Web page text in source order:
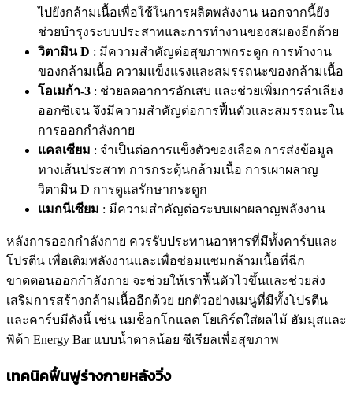
ไปยังกล้ามเนื้อเพื่อใช้ในการผลิตพลังงาน นอกจากนี้ยัง
ช่วยบำรุงระบบประสาทและการทำงานของสมองอีกด้วย
วิตามิน D : มีความสำคัญต่อสุขภาพกระดูก การทำงาน
ของกล้ามเนื้อ ความแข็งแรงและสมรรถนะของกล้ามเนื้อ
โอเมก้า-3 : ช่วยลดอาการอักเสบ และช่วยเพิ่มการลำเลียง
ออกซิเจน จึงมีความสำคัญต่อการฟื้นตัวและสมรรถนะใน
การออกกำลังกาย
แคลเซียม : จำเป็นต่อการแข็งตัวของเลือด การส่งข้อมูล
ทางเส้นประสาท การกระตุ้นกล้ามเนื้อ การเผาผลาญ
วิตามิน D การดูแลรักษากระดูก
แมกนีเซียม : มีความสำคัญต่อระบบเผาผลาญพลังงาน
หลังการออกกำลังกาย ควรรับประทานอาหารที่มีทั้งคาร์บและ
โปรตีน เพื่อเติมพลังงานและเพื่อซ่อมแซมกล้ามเนื้อที่ฉีก
ขาดตอนออกกำลังกาย จะช่วยให้เราฟื้นตัวไวขึ้นและช่วยส่ง
เสริมการสร้างกล้ามเนื้ออีกด้วย ยกตัวอย่างเมนูที่มีทั้งโปรตีน
และคาร์บมีดังนี้ เช่น นมช็อกโกแลต โยเกิร์ตใส่ผลไม้ ฮัมมุสและ
พิต้า Energy Bar แบบน้ำตาลน้อย ซีเรียลเพื่อสุขภาพ
เทคนิคฟื้นฟูร่างกายหลังวิ่ง